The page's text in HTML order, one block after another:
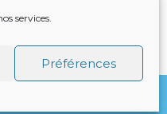
services.
Préférences
CONTACT